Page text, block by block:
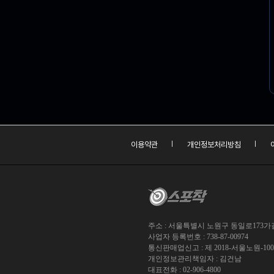
이용약관 개인정보처리방침
주소 : 서울특별시 노원구 동일로173가
사업자 등록번호 : 738-87-00974
통신판매업신고 : 제 2018-서울노원-
개인정보관리책임자 : 김건남
대표전화 : 02-906-4800